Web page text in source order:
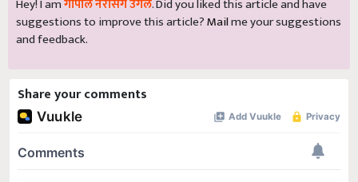
Hey! I amगोपाल नरसिंग उगले. Did you liked this article and have
suggestions to improve this article?Mailme your suggestions
and feedback.
Share your comments